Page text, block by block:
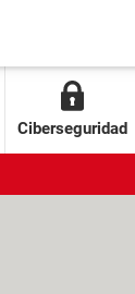
Ciberseguridad